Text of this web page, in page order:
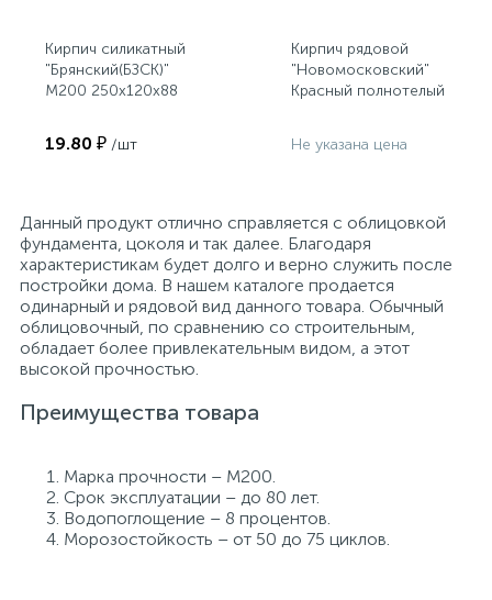
Кирпич силикатный
"Брянский(БЗСК)"
М200 250х120х88
19.80 ₽ /шт
Кирпич рядовой
"Новомосковский"
Красный полнотелый
Не указана цена
Данный продукт отлично справляется с облицовкой
фундамента, цоколя и так далее. Благодаря
характеристикам будет долго и верно служить после
постройки дома. В нашем каталоге продается
одинарный и рядовой вид данного товара. Обычный
облицовочный, по сравнению со строительным,
обладает более привлекательным видом, а этот
высокой прочностью.
Преимущества товара
Марка прочности – М200.
Срок эксплуатации – до 80 лет.
Водопоглощение – 8 процентов.
Морозостойкость – от 50 до 75 циклов.